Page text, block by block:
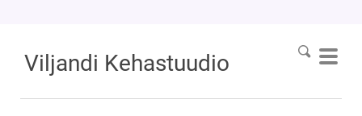
Viljandi Kehastuudio